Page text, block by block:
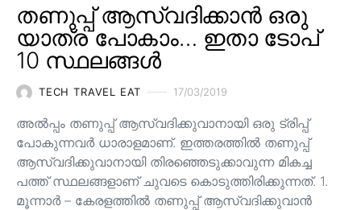
തണുപ്പ് ആസ്വദിക്കാൻ ഒരു
യാത്ര പോകാം… ഇതാ ടോപ്
10 സ്ഥലങ്ങൾ
TECH TRAVEL EAT 17/03/2019
അൽപ്പം തണുപ്പ് ആസ്വദിക്കുവാനായി ഒരു ട്രിപ്പ്
പോകുന്നവർ ധാരാളമാണ്. ഇത്തരത്തിൽ തണുപ്പ്
ആസ്വദിക്കുവാനായി തിരഞ്ഞെടുക്കാവുന്ന മികച്ച
പത്ത് സ്ഥലങ്ങളാണ് ചുവടെ കൊടുത്തിരിക്കുന്നത്. 1.
മൂന്നാർ – കേരളത്തിൽ തണുപ്പ് ആസ്വദിക്കുവാൻ